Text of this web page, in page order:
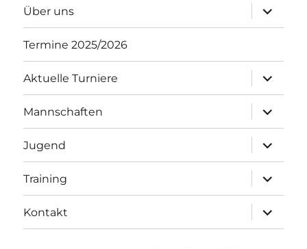
Über uns
öffnen
Termine 2025/2026
Aktuelle Turniere
öffnen
Mannschaften
öffnen
Jugend
öffnen
Training
öffnen
Kontakt
öffnen